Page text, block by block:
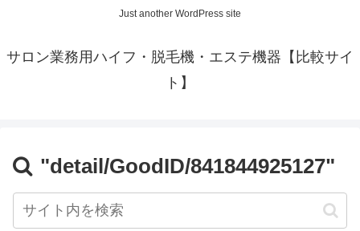
Just another WordPress site
サロン業務用ハイフ・脱毛機・エステ機器【比較サイ
ト】
"detail/GoodID/841844925127"